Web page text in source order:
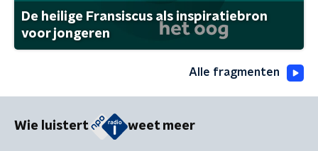
De heilige Fransiscus als inspiratiebron
voor jongeren
Alle fragmenten
Wie luistert weet meer